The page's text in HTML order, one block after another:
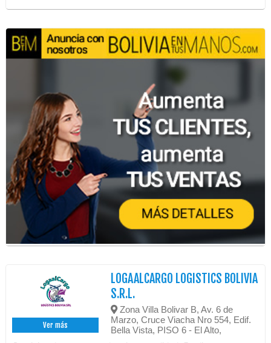
Ver más
LOGAALCARGO LOGISTICS BOLIVIA
S.R.L.
Zona Villa Bolivar B, Av. 6 de
Marzo, Cruce Viacha Nro 554, Edif.
Bella Vista, PISO 6 - El Alto,